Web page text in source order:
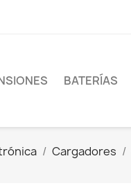
BATERÍAS
Cargadores